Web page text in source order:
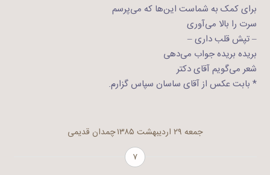
برای کمک به شماست این‌ها که می‌پرسم
سرت را بالا می‌آوری
– تپش قلب داری –
بریده بریده جواب می‌دهی
شعر می‌گویم آقای دکتر
* بابت عکس از آقای ساسان سپاس گزارم.
جمعه ۲۹ اردیبهشت ۱۳۸۵
چمدان قدیمی
۷